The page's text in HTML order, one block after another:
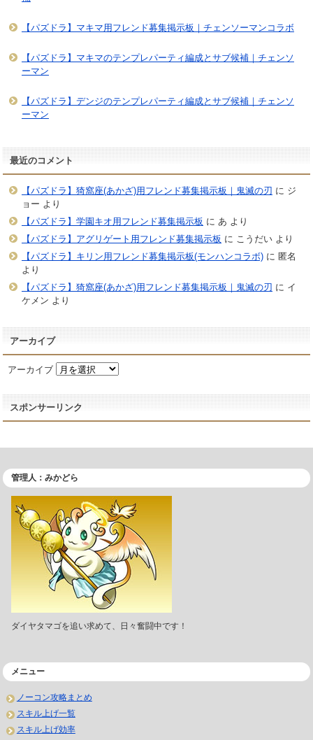
【パズドラ】マキマ用フレンド募集掲示板｜チェンソーマンコラボ
【パズドラ】マキマのテンプレパーティ編成とサブ候補｜チェンソ
ーマン
【パズドラ】デンジのテンプレパーティ編成とサブ候補｜チェンソ
ーマン
最近のコメント
【パズドラ】猗窩座(あかざ)用フレンド募集掲示板｜鬼滅の刃 に ジ
ョー より
【パズドラ】学園キオ用フレンド募集掲示板 に あ より
【パズドラ】アグリゲート用フレンド募集掲示板 に こうだいより
【パズドラ】キリン用フレンド募集掲示板(モンハンコラボ)に 匿名
より
【パズドラ】猗窩座(あかざ)用フレンド募集掲示板｜鬼滅の刃 に イ
ケメン より
アーカイブ
アーカイブ
スポンサーリンク
管理人：みかどら
ダイヤタマゴを追い求めて、日々奮闘中です！
メニュー
ノーコン攻略まとめ
スキル上げ一覧
スキル上げ効率